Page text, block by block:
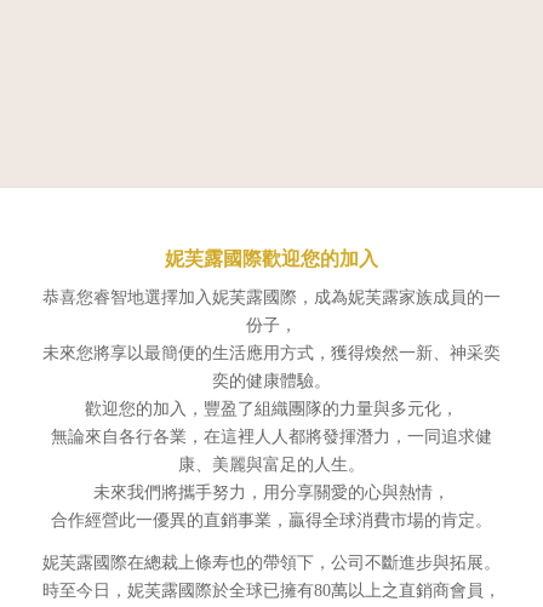
妮芙露國際歡迎您的加入
恭喜您睿智地選擇加入妮芙露國際，成為妮芙露家族成員的一
份子，
未來您將享以最簡便的生活應用方式，獲得煥然一新、神采奕
奕的健康體驗。
歡迎您的加入，豐盈了組織團隊的力量與多元化，
無論來自各行各業，在這裡人人都將發揮潛力，一同追求健
康、美麗與富足的人生。
未來我們將攜手努力，用分享關愛的心與熱情，
合作經營此一優異的直銷事業，贏得全球消費市場的肯定。
妮芙露國際在總裁上條寿也的帶領下，公司不斷進步與拓展。
時至今日，妮芙露國際於全球已擁有80萬以上之直銷商會員，